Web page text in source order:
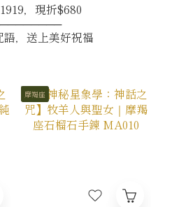
，現折$680
，送上美好祝福
摩羯座